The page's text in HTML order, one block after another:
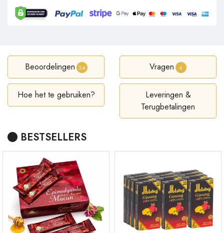
Beoordelingen 24 Vragen 6
Hoe het te gebruiken?
Leveringen &
Terugbetalingen
BESTSELLERS